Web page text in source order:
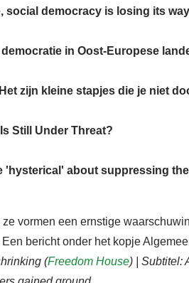
social democracy is losing its way |
in Oost-Europese
zijn kleine stapjes die je niet
Still Under Threat?
'hysterical' about suppressing
vormen een ernstige
bericht onder het kopje
(Freedom House) | Subtitel: